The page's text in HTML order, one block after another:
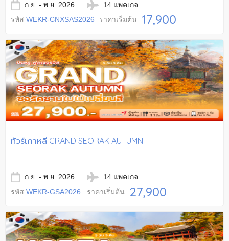
ก.ย. - พ.ย. 2026
14 แพคเกจ
รหัส WEKR-CNXSAS2026 ราคาเริ่มต้น 17,900
ทัวร์เกาหลี GRAND SEORAK AUTUMN
ก.ย. - พ.ย. 2026
14 แพคเกจ
รหัส WEKR-GSA2026 ราคาเริ่มต้น 27,900